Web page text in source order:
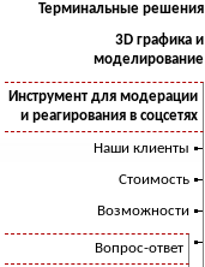
Терминальные решения
3D графика и
моделирование
Инструмент для модерации
и реагирования в соцсетях
Наши клиенты
Стоимость
Возможности
Вопрос-ответ